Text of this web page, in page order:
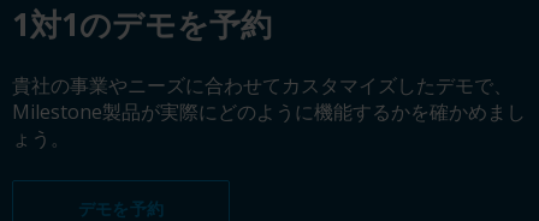
1対1のデモを予約
貴社の事業やニーズに合わせてカスタマイズしたデモで、
Milestone製品が実際にどのように機能するかを確かめまし
ょう。
デモを予約